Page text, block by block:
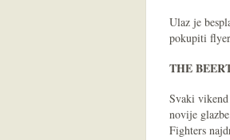
Ulaz je
pokupiti
THE
Svaki
novije
Fighters